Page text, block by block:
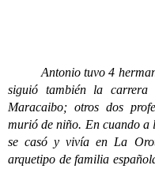
Antonio tuvo 4
siguió también la
Maracaibo; otros dos
murió de niño. En cuando a
se casó y vivía en La
arquetipo de familia